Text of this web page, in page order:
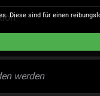
werden
Diese sind für einen